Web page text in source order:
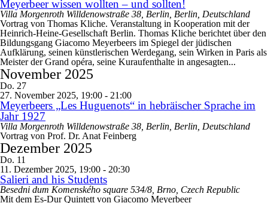
Meyerbeer wissen wollten – und sollten!
Villa Morgenroth Willdenowstraße 38, Berlin, Berlin, Deutschland
Vortrag von Thomas Kliche. Veranstaltung in Kooperation mit der
Heinrich-Heine-Gesellschaft Berlin. Thomas Kliche berichtet über den
Bildungsgang Giacomo Meyerbeers im Spiegel der jüdischen
Aufklärung, seinen künstlerischen Werdegang, sein Wirken in Paris als
Meister der Grand opéra, seine Kuraufenthalte in angesagten...
November 2025
Do. 27
27. November 2025, 19:00 - 21:00
Meyerbeers „Les Huguenots“ in hebräischer Sprache im
Jahr 1927
Villa Morgenroth Willdenowstraße 38, Berlin, Berlin, Deutschland
Vortrag von Prof. Dr. Anat Feinberg
Dezember 2025
Do. 11
11. Dezember 2025, 19:00 - 20:30
Salieri and his Students
Besedni dum Komenského square 534/8, Brno, Czech Republic
Mit dem Es-Dur Quintett von Giacomo Meyerbeer